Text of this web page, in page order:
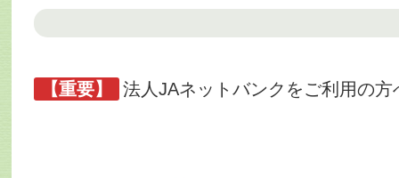
【重要】 法人JAネットバンクをご利用の方